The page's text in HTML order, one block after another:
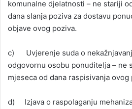
komunalne djelatnosti – ne stariji
dana slanja poziva za dostavu
objave ovog poziva.
c) Uvjerenje suda o
odgovornu osobu ponuditelja – ne
mjeseca od dana raspisivanja ovog
d) Izjava o raspolaganju